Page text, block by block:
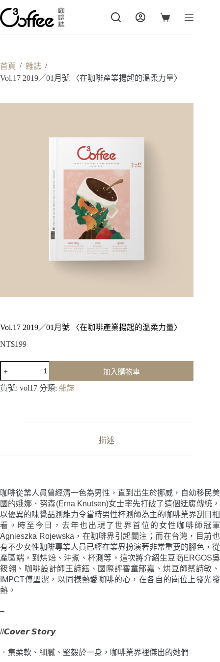
跳
至
主
容
購
首頁 / 雜誌 /
Vol.17 2019／01月號 〈在咖啡產業揚起的溫柔力量〉
Vol.17 2019／01月號 〈在咖啡產業揚起的溫柔力量〉
NT$199
Vol.17
2019
／
01
的
溫
柔
力
量〉
數
量
加入購物車
貨號: vol17 分類: 雜誌
描述
咖啡從業人員曾經清一色為男性，直到出生於挪威，自幼移民美
國的娥娜．努森(Erna Knutsen)女士率先打破了這個迂腐傳統，
以優異的味覺品測能力令當時男性杯測師為主的咖啡業界刮目相
看。時至今日，去年也出現了世界首位的女性咖啡師冠軍
Agnieszka Rojewska，在咖啡界引起關注；而在台灣，目前也
有不少女性咖啡專業人員已經在業界扮演著非常重要的腳色，從
產區端，到烘焙、沖煮、杯測等，這次將介紹生豆商ERGOS吳
筱翎、咖啡設計師王詩鈺、國際評審童郁嘉、烘豆師蔡詩敏、
IMPCT傅聖潔，以同樣熱愛咖啡的心，在各自的崗位上發光發
熱。
–
//𝘾𝙤𝙫𝙚𝙧 𝙎𝙩𝙤𝙧𝙮
． 集柔軟、細膩、堅毅於一身，咖啡業界裡傑出的她們